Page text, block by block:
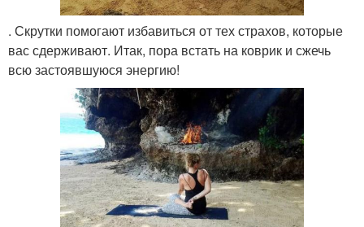
. Скрутки помогают избавиться от тех страхов, которые
вас сдерживают. Итак, пора встать на коврик и сжечь
всю застоявшуюся энергию!